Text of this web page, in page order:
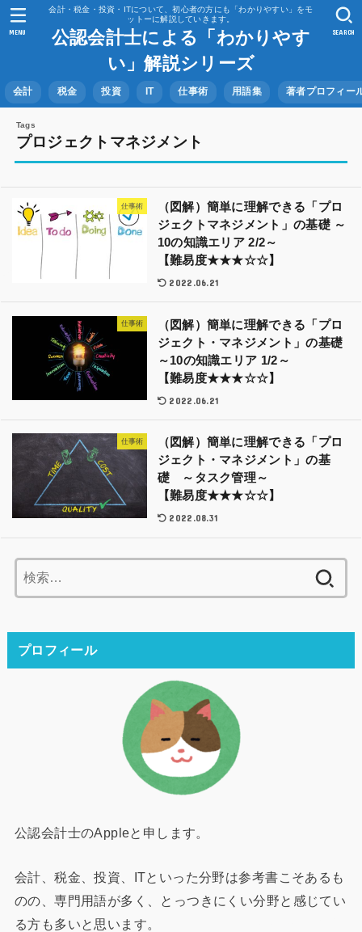
会計・税金・投資・ITについて、初心者の方にも「わかりやすい」をモ
ットーに解説していきます。
公認会計士による「わかりやす
い」解説シリーズ
会計 税金 投資 IT 仕事術 用語集 著者プロフィー
SEARCH
MENU
プロジェクトマネジメント
仕事術
（図解）簡単に理解できる「プロ
ジェクトマネジメント」の基礎 ～
10の知識エリア 2/2～
【難易度★★★☆☆】
2022.06.21
仕事術
（図解）簡単に理解できる「プロ
ジェクト・マネジメント」の基礎
～10の知識エリア 1/2～
【難易度★★★☆☆】
2022.06.21
仕事術
（図解）簡単に理解できる「プロ
ジェクト・マネジメント」の基
礎 ～タスク管理～
【難易度★★★☆☆】
2022.08.31
索:
プロフィール
公認会計士のAppleと申します。
会計、税金、投資、ITといった分野は参考書こそあるも
のの、専門用語が多く、とっつきにくい分野と感じてい
る方も多いと思います。